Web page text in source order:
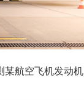
某航空飞机发动机